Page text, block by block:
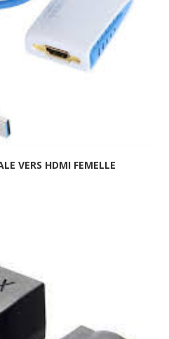
VERS HDMI FEMELLE